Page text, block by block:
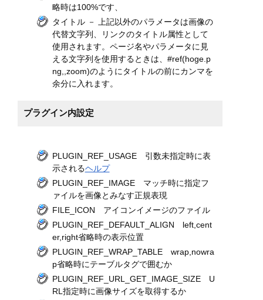
略時は100%です、
タイトル － 上記以外のパラメータは画像の
代替文字列、リンクのタイトル属性として
使用されます。ページ名やパラメータに見
える文字列を使用するときは、#ref(hoge.p
ng,,zoom)のようにタイトルの前にカンマを
余分に入れます。
プラグイン内設定
PLUGIN_REF_USAGE 引数未指定時に表
示されるヘルプ
PLUGIN_REF_IMAGE マッチ時に指定フ
ァイルを画像とみなす正規表現
FILE_ICON アイコンイメージのファイル
PLUGIN_REF_DEFAULT_ALIGN left,cent
er,right省略時の表示位置
PLUGIN_REF_WRAP_TABLE wrap,nowra
p省略時にテーブルタグで囲むか
PLUGIN_REF_URL_GET_IMAGE_SIZE U
RL指定時に画像サイズを取得するか